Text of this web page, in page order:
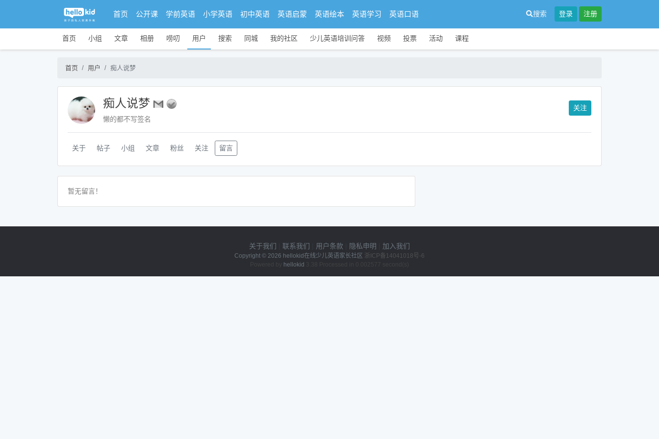
首页 公开课 学前英语 小学英语 初中英语 英语启蒙 英语绘本 英语学习 英语口语 搜索 登录 注册
首页 小组 文章 相册 唠叨 用户 搜索 同城 我的社区 少儿英语培训问答 视频 投票 活动 课程
首页 用户 痴人说梦
痴人说梦
懒的都不写签名
关注
关于 帖子 小组 文章 粉丝 关注 留言
暂无留言！
关于我们 联系我们 用户条款 隐私申明 加入我们
Copyright © 2026 hellokid在线少儿英语家长社区 浙ICP备14041018号-6
Powered by hellokid 3.38 Processed in 0.002577 second(s)